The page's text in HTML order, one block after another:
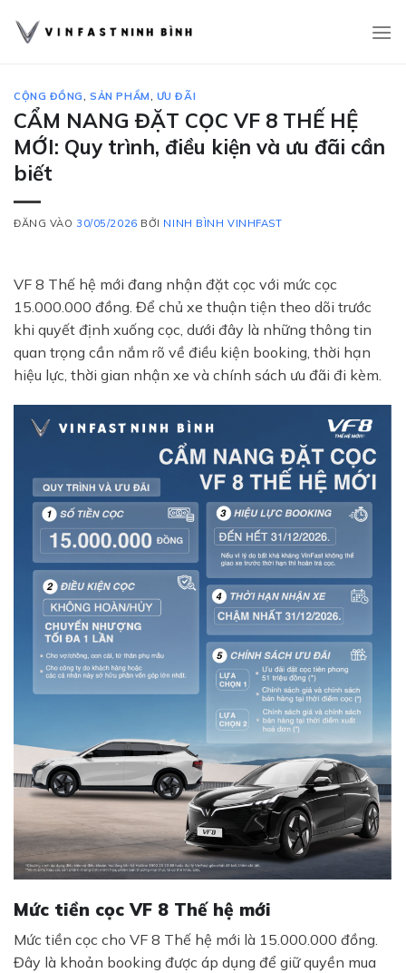
qua
CỘNG ĐỒNG,SẢN PHẨM, ƯU ĐÃI
CẨM NANG ĐẶT CỌC VF 8 THẾ HỆ
MỚI: Quy trình, điều kiện và ưu đãi cần
biết
ĐĂNG VÀO 30/05/2026 BỞI NINH BÌNH VINHFAST
VF 8 Thế hệ mới đang nhận đặt cọc với mức cọc
15.000.000 đồng. Để chủ xe thuận tiện theo dõi trước
khi quyết định xuống cọc, dưới đây là những thông tin
quan trọng cần nắm rõ về điều kiện booking, thời hạn
hiệu lực, thời gian nhận xe và chính sách ưu đãi đi kèm.
Mức tiền cọc VF 8 Thế hệ mới
Mức tiền cọc cho VF 8 Thế hệ mới là 15.000.000 đồng.
Đây là khoản booking được áp dụng để giữ quyền mua